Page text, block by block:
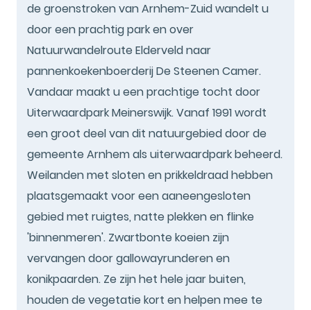
de groenstroken van Arnhem-Zuid wandelt u
door een prachtig park en over
Natuurwandelroute Elderveld naar
pannenkoekenboerderij De Steenen Camer.
Vandaar maakt u een prachtige tocht door
Uiterwaardpark Meinerswijk. Vanaf 1991 wordt
een groot deel van dit natuurgebied door de
gemeente Arnhem als uiterwaardpark beheerd.
Weilanden met sloten en prikkeldraad hebben
plaatsgemaakt voor een aaneengesloten
gebied met ruigtes, natte plekken en flinke
'binnenmeren'. Zwartbonte koeien zijn
vervangen door gallowayrunderen en
konikpaarden. Ze zijn het hele jaar buiten,
houden de vegetatie kort en helpen mee te